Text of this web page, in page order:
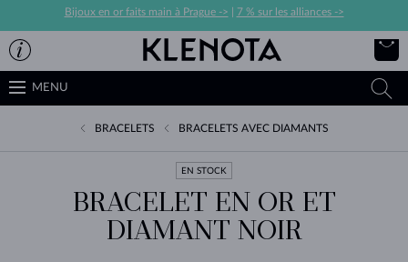
Bijoux en or faits main à Prague -> 7 % sur les alliances ->
MENU
BRACELETS BRACELETS AVEC DIAMANTS
EN STOCK
BRACELET EN OR ET
DIAMANT NOIR